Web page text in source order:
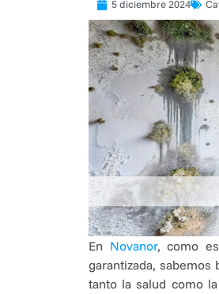
5 diciembre 2024
En Novanor, como
garantizada,
tanto la salud como